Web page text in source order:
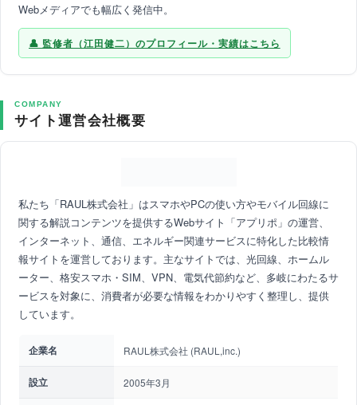
Webメディアでも幅広く発信中。
監修者（江田健二）のプロフィール・実績はこちら
COMPANY
サイト運営会社概要
私たち「RAUL株式会社」はスマホやPCの使い方やモバイル回線に
関する解説コンテンツを提供するWebサイト「アプリポ」の運営、
インターネット、通信、エネルギー関連サービスに特化した比較情
報サイトを運営しております。主なサイトでは、光回線、ホームル
ーター、格安スマホ・SIM、VPN、電気代節約など、多岐にわたるサ
ービスを対象に、消費者が必要な情報をわかりやすく整理し、提供
しています。
企業名 RAUL株式会社 (RAUL,inc.)
設立 2005年3月